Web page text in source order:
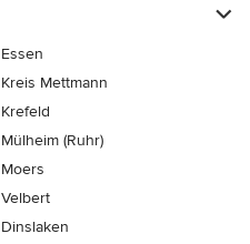
Essen
Kreis Mettmann
Krefeld
Mülheim (Ruhr)
Moers
Velbert
Dinslaken